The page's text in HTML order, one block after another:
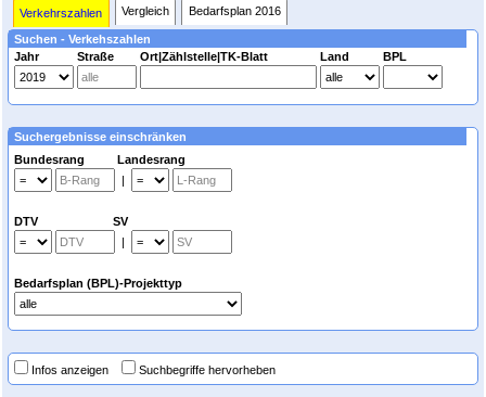
Verkehrszahlen Vergleich Bedarfsplan 2016
Suchen - Verkehszahlen
Jahr
Straße Ort|Zählstelle|TK-Blatt Land BPL
Suchergebnisse einschränken
Bundesrang Landesrang
|
DTV SV
|
Bedarfsplan (BPL)-Projekttyp
Infos anzeigen Suchbegriffe hervorheben